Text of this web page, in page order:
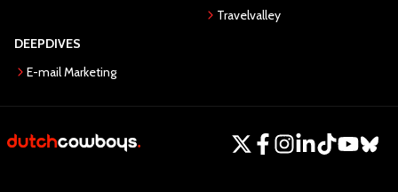
Travelvalley
DEEPDIVES
E-mail Marketing